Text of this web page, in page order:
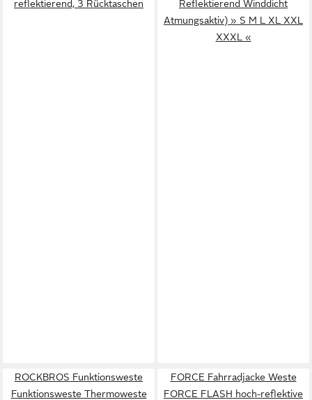
reflektierend, 3 Rücktaschen
Reflektierend Winddicht
Atmungsaktiv) » S M L XL XXL
XXXL «
ROCKBROS Funktionsweste
Funktionsweste Thermoweste
FORCE Fahrradjacke Weste
FORCE FLASH hoch-reflektive